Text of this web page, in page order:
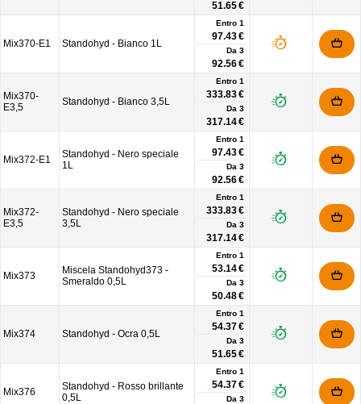
51.65 €
Mix370-E1 Standohyd - Bianco 1L
Entro 1
97.43 €
Da 3
92.56 €
Mix370-
E3,5
Standohyd - Bianco 3,5L
Entro 1
333.83 €
Da 3
317.14 €
Mix372-E1
Standohyd - Nero speciale
1L
Entro 1
97.43 €
Da 3
92.56 €
Mix372-
E3,5
Standohyd - Nero speciale
3,5L
Entro 1
333.83 €
Da 3
317.14 €
Mix373
Miscela Standohyd373 -
Smeraldo 0,5L
Entro 1
53.14 €
Da 3
50.48 €
Mix374 Standohyd - Ocra 0,5L
Entro 1
54.37 €
Da 3
51.65 €
Mix376
Standohyd - Rosso brillante
0,5L
Entro 1
54.37 €
Da 3